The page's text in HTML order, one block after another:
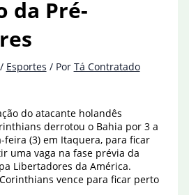
da Pré-
/ Esportes / Por Tá Contratado
do atacante holandês
derrotou o Bahia por 3 a
feira (3) em Itaquera, para ficar
uma vaga na fase prévia da
Libertadores da América.